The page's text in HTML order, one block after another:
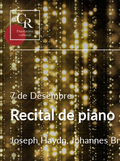
7 de Desembre
Recital de piano
Joseph Haydn, Johannes